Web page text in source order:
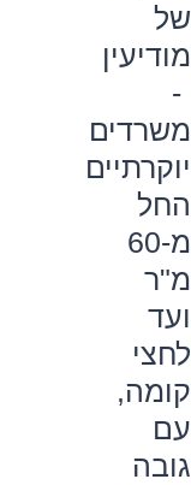
של
מודיעין
-
משרדים
יוקרתיים
החל
מ-60
מ"ר
ועד
לחצי
קומה,
עם
גובה